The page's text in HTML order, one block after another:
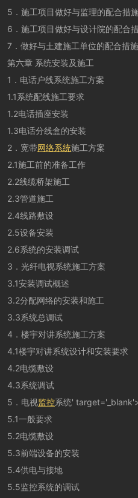
5．施工项目做好与监理的配合措
6．施工项目做好与设计院的配合
7．做好与土建施工单位的配合措施
第六章 系统安装及施工
1．电话户线系统施工方案
1.1系统配线施工要求
1.2电话插座安装
1.3电话分线盒的安装
2．宽带网络系统施工方案
2.1施工前的准备工作
2.2线缆桥架施工
2.3管道施工
2.4线路敷设
2.5设备安装
2.6系统的安装调试
3． 光纤电视系统施工方案
3.1安装调试概述
3.2分配网络的安装和施工
3.3系统总调试
4．楼宇对讲系统施工方案
4.1楼宇对讲系统设计和安装要求
4.2电缆敷设
4.3系统调试
5．电视监控系统'
5.1一般要求
5.2电缆敷设
5.3前端设备的安装
5.4供电与接地
5.5监控系统的调试